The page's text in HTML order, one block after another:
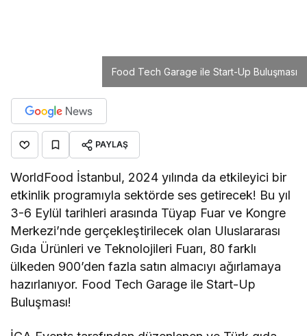
Food Tech Garage ile Start-Up Buluşması
PAYLAŞ
WorldFood İstanbul, 2024 yılında da etkileyici bir
etkinlik programıyla sektörde ses getirecek! Bu yıl
3-6 Eylül tarihleri arasında Tüyap Fuar ve Kongre
Merkezi’nde gerçekleştirilecek olan Uluslararası
Gıda Ürünleri ve Teknolojileri Fuarı, 80 farklı
ülkeden 900’den fazla satın almacıyı ağırlamaya
hazırlanıyor. Food Tech Garage ile Start-Up
Buluşması!